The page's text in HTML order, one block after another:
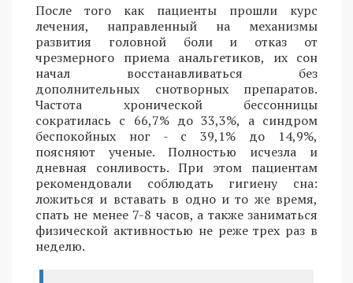
После того как пациенты прошли курс
лечения, направленный на механизмы
развития головной боли и отказ от
чрезмерного приема анальгетиков, их сон
начал восстанавливаться без
дополнительных снотворных препаратов.
Частота хронической бессонницы
сократилась с 66,7% до 33,3%, а синдром
беспокойных ног - с 39,1% до 14,9%,
поясняют ученые. Полностью исчезла и
дневная сонливость. При этом пациентам
рекомендовали соблюдать гигиену сна:
ложиться и вставать в одно и то же время,
спать не менее 7-8 часов, а также заниматься
физической активностью не реже трех раз в
неделю.